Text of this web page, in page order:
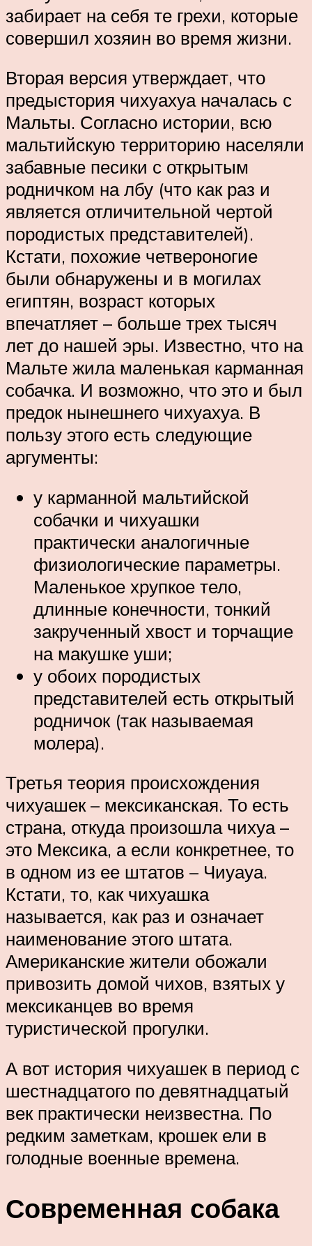
забирает на себя те грехи, которые
совершил хозяин во время жизни.
Вторая версия утверждает, что
предыстория чихуахуа началась с
Мальты. Согласно истории, всю
мальтийскую территорию населяли
забавные песики с открытым
родничком на лбу (что как раз и
является отличительной чертой
породистых представителей).
Кстати, похожие четвероногие
были обнаружены и в могилах
египтян, возраст которых
впечатляет – больше трех тысяч
лет до нашей эры. Известно, что на
Мальте жила маленькая карманная
собачка. И возможно, что это и был
предок нынешнего чихуахуа. В
пользу этого есть следующие
аргументы:
у карманной мальтийской
собачки и чихуашки
практически аналогичные
физиологические параметры.
Маленькое хрупкое тело,
длинные конечности, тонкий
закрученный хвост и торчащие
на макушке уши;
у обоих породистых
представителей есть открытый
родничок (так называемая
молера).
Третья теория происхождения
чихуашек – мексиканская. То есть
страна, откуда произошла чихуа –
это Мексика, а если конкретнее, то
в одном из ее штатов – Чиуауа.
Кстати, то, как чихуашка
называется, как раз и означает
наименование этого штата.
Американские жители обожали
привозить домой чихов, взятых у
мексиканцев во время
туристической прогулки.
А вот история чихуашек в период с
шестнадцатого по девятнадцатый
век практически неизвестна. По
редким заметкам, крошек ели в
голодные военные времена.
Современная собака